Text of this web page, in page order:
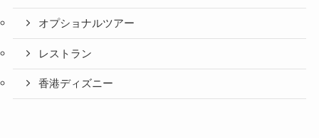
オプショナルツアー
レストラン
香港ディズニー